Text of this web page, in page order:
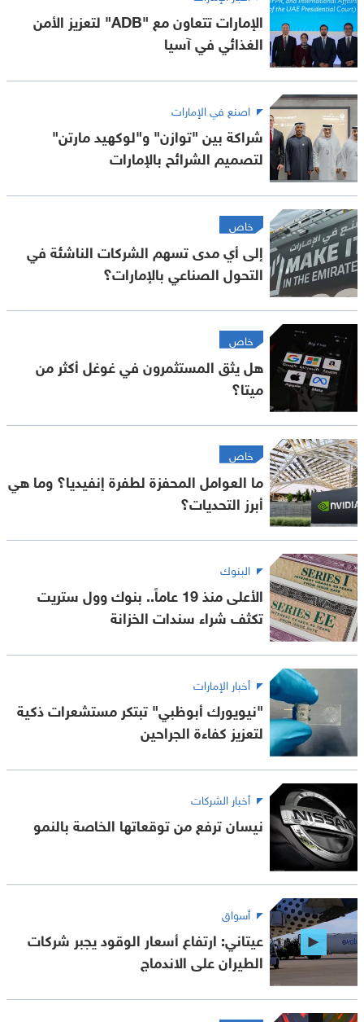
الإمارات تتعاون مع "ADB" لتعزيز الأمن
الغذائي في آسيا
اصنع في الإمارات
شراكة بين "توازن" و"لوكهيد مارتن"
لتصميم الشرائح بالإمارات
خاص
إلى أي مدى تسهم الشركات الناشئة في
التحول الصناعي بالإمارات؟
خاص
هل يثق المستثمرون في غوغل أكثر من
ميتا؟
خاص
ما العوامل المحفزة لطفرة إنفيديا؟ وما هي
أبرز التحديات؟
البنوك
الأعلى منذ 19 عاماً.. بنوك وول ستريت
تكثف شراء سندات الخزانة
أخبار الإمارات
"نيويورك أبوظبي" تبتكر مستشعرات ذكية
لتعزيز كفاءة الجراحين
أخبار الشركات
نيسان ترفع من توقعاتها الخاصة بالنمو
أسواق
عيتاني: ارتفاع أسعار الوقود يجبر شركات
الطيران على الاندماج